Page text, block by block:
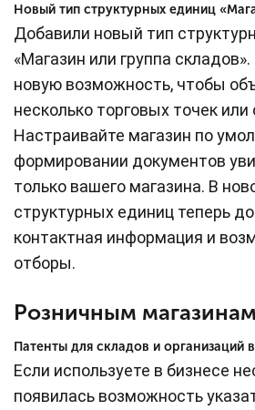
Новый тип структурных единиц
Добавили новый тип
«Магазин или группа
новую возможность, чтобы
несколько торговых точек или
Настраивайте магазин по
формировании документов
только вашего магазина. В
структурных единиц теперь
контактная информация и
отборы.
Розничным магазинам
Патенты для складов и организаций
Если используете в бизнесе
появилась возможность